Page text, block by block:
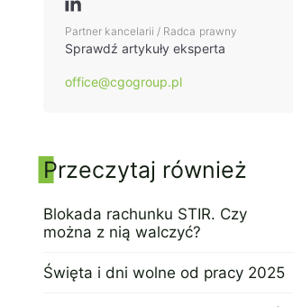
Partner kancelarii / Radca prawny
Sprawdź artykuły eksperta
office@cgogroup.pl
Przeczytaj również
Blokada rachunku STIR. Czy
można z nią walczyć?
27 lutego 2024
Święta i dni wolne od pracy 2025